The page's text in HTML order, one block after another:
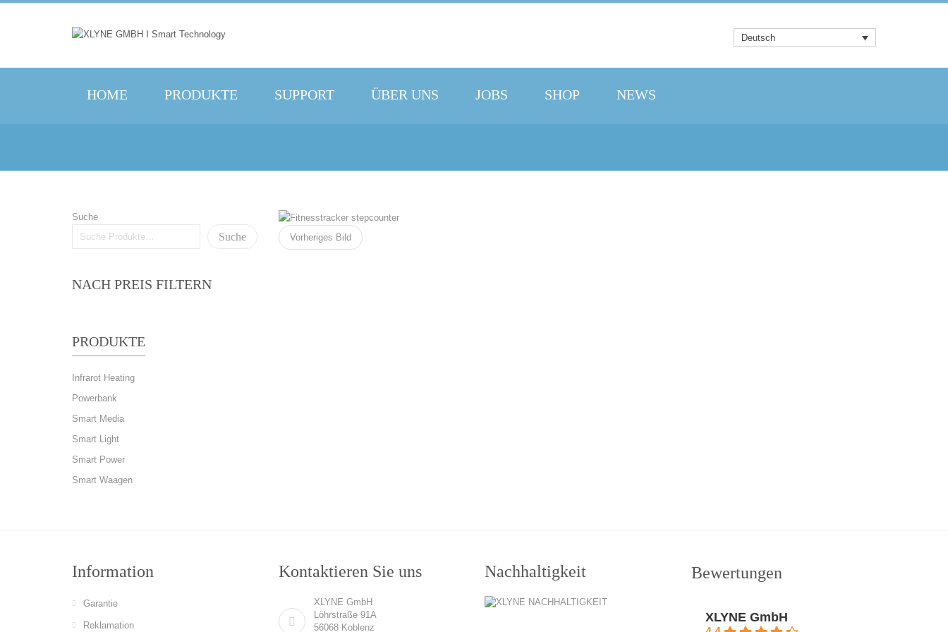
Deutsch
HOME PRODUKTE SUPPORT ÜBER UNS JOBS SHOP NEWS
Suche
Suche
NACH PREIS FILTERN
PRODUKTE
Infrarot Heating
Powerbank
Smart Media
Smart Light
Smart Power
Smart Waagen
Vorheriges Bild
Information
Garantie
Reklamation
Kontaktieren Sie uns
XLYNE GmbH
Löhrstraße 91A
56068 Koblenz
Nachhaltigkeit Bewertungen
XLYNE GmbH